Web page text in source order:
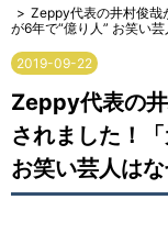
Zeppy代表の井村俊哉
が6年で“億り人” お笑い芸
2019-09-22
Zeppy代表の
されました！
お笑い芸人はな